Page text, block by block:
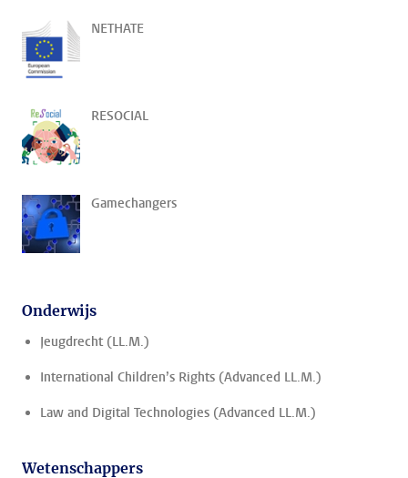
NETHATE
RESOCIAL
Gamechangers
Onderwijs
Jeugdrecht (LL.M.)
International Children’s Rights (Advanced LL.M.)
Law and Digital Technologies (Advanced LL.M.)
Wetenschappers